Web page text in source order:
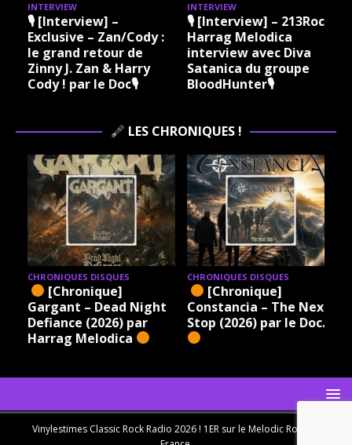
INTERVIEW
🎙 [Interview] –
Exclusive – Zan/Cody :
le grand retour de
Zinny J. Zan & Harry
Cody ! par le Doc🎙
INTERVIEW
🎙 [Interview] – 213Rock
Harrag Melodica
interview avec Diva
Satanica du groupe
BloodHunter🎙
LES CHRONIQUES !
CHRONIQUES DISQUES
[Chronique]
Gargant – Dead Night
Defiance (2026) par
Harrag Melodica
CHRONIQUES DISQUES
[Chronique]
Constancia – The Next
Stop (2026) par le Doc.
Vinylestimes Classic Rock Radio 2026 ! 1ER sur le Melodic Rock en